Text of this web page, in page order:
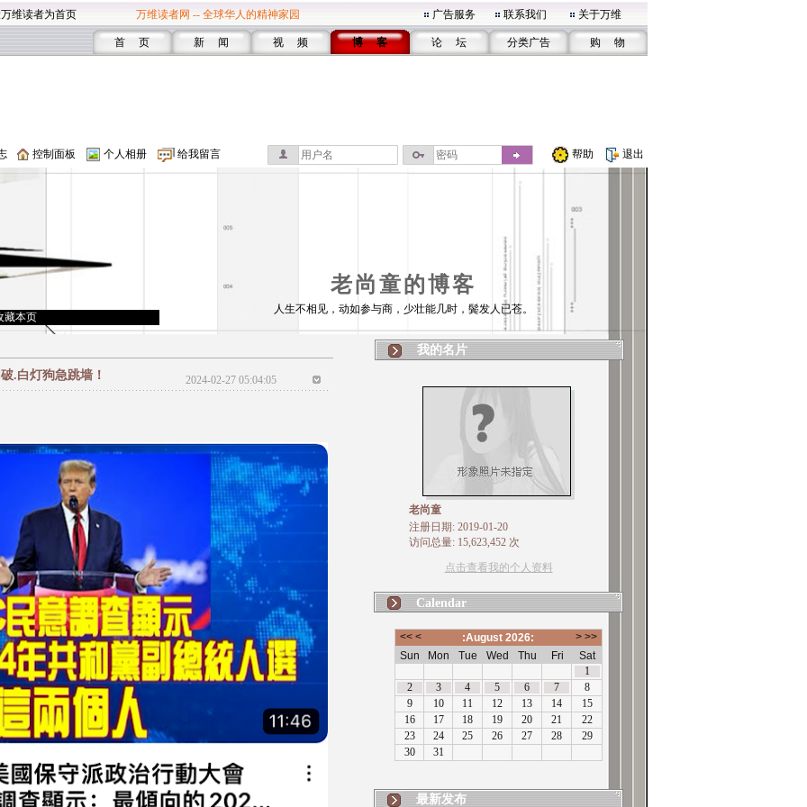
维读者为首页 万维读者网 -- 全球华人的精神家园 广告服务 联系我们 关于万维
首 页 新 闻 视 频 博 客 论 坛 分类广告 购 物
控制面板 个人相册 给我留言 帮助 退出
老尚童的博客
藏本页
人生不相见，动如参与商，少壮能几时，鬓发人已苍。
.白灯狗急跳墙！ 2024-02-27 05:04:05
我的名片
老尚童
注册日期: 2019-01-20
访问总量: 15,623,452 次
点击查看我的个人资料
Calendar
最新发布